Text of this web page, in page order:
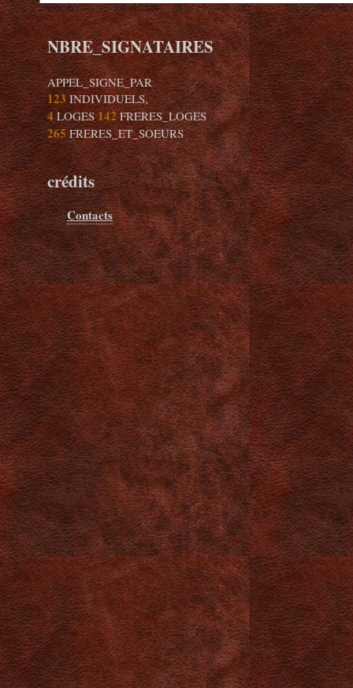
NBRE_SIGNATAIRES
APPEL_SIGNE_PAR
123INDIVIDUELS,
4LOGES142FRERES_LOGES
265FRERES_ET_SOEURS
crédits
Contacts